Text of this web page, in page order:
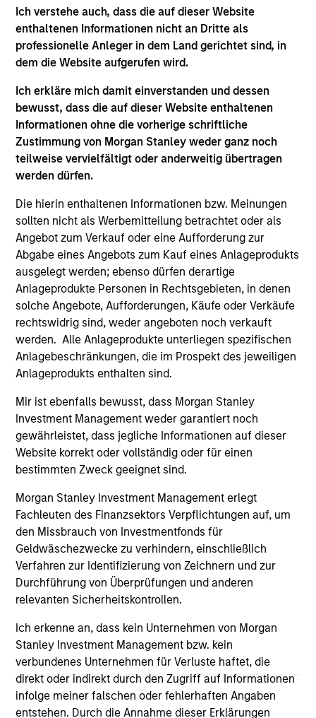
Ich verstehe auch, dass die auf dieser Website
enthaltenen Informationen nicht an Dritte als
professionelle Anleger in dem Land gerichtet sind, in
dem die Website aufgerufen wird.
Ich erkläre mich damit einverstanden und dessen
bewusst, dass die auf dieser Website enthaltenen
Informationen ohne die vorherige schriftliche
Zustimmung von Morgan Stanley weder ganz noch
teilweise vervielfältigt oder anderweitig übertragen
werden dürfen.
Die hierin enthaltenen Informationen bzw. Meinungen
sollten nicht als Werbemitteilung betrachtet oder als
Angebot zum Verkauf oder eine Aufforderung zur
Abgabe eines Angebots zum Kauf eines Anlageprodukts
ausgelegt werden; ebenso dürfen derartige
Anlageprodukte Personen in Rechtsgebieten, in denen
solche Angebote, Aufforderungen, Käufe oder Verkäufe
rechtswidrig sind, weder angeboten noch verkauft
werden. Alle Anlageprodukte unterliegen spezifischen
Anlagebeschränkungen, die im Prospekt des jeweiligen
Anlageprodukts enthalten sind.
Mir ist ebenfalls bewusst, dass Morgan Stanley
Investment Management weder garantiert noch
gewährleistet, dass jegliche Informationen auf dieser
Website korrekt oder vollständig oder für einen
bestimmten Zweck geeignet sind.
Morgan Stanley Investment Management erlegt
Fachleuten des Finanzsektors Verpflichtungen auf, um
den Missbrauch von Investmentfonds für
Geldwäschezwecke zu verhindern, einschließlich
Verfahren zur Identifizierung von Zeichnern und zur
Durchführung von Überprüfungen und anderen
relevanten Sicherheitskontrollen.
Ich erkenne an, dass kein Unternehmen von Morgan
Stanley Investment Management bzw. kein
verbundenes Unternehmen für Verluste haftet, die
direkt oder indirekt durch den Zugriff auf Informationen
infolge meiner falschen oder fehlerhaften Angaben
entstehen. Durch die Annahme dieser Erklärungen
Team Insights
SUSTAINABLE INVESTING
2025 Stewardship Report
Calvert's engagement team discusses
engagement & proxy voting activities that aim
to drive positive change on financially material
sustainability topics.
16-JUL-2026
May not represent all Team Members.
The information on this page is for informational
purposes only. The information contained herein does
offering of advisory services or an offer to sell or a
solicitation of an offer to buy any securities in any
jurisdiction in which such offer or solicitation,
purchase or sale would be unlawful under the
securities, insurance or other laws of such jurisdiction.
All investing involves risks, including a loss of principal.